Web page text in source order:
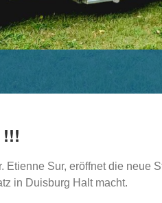
Sur, eröffnet die neue
in Duisburg Halt macht.